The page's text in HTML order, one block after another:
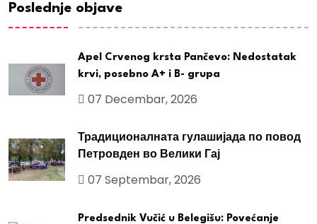
Poslednje objave
Apel Crvenog krsta Pančevo: Nedostatak
krvi, posebno A+ i B- grupa
07 Decembar, 2026
Традиционалната гулашијада по повод
Петровден во Велики Гај
07 Septembar, 2026
Predsednik Vučić u Belegišu: Povećanje